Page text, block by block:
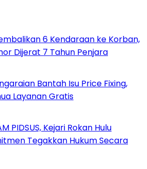
6 Kendaraan ke Korban,
Dijerat 7 Tahun Penjara
Bantah Isu Price Fixing,
Layanan Gratis
PIDSUS, Kejari Rokan Hulu
Tegakkan Hukum Secara